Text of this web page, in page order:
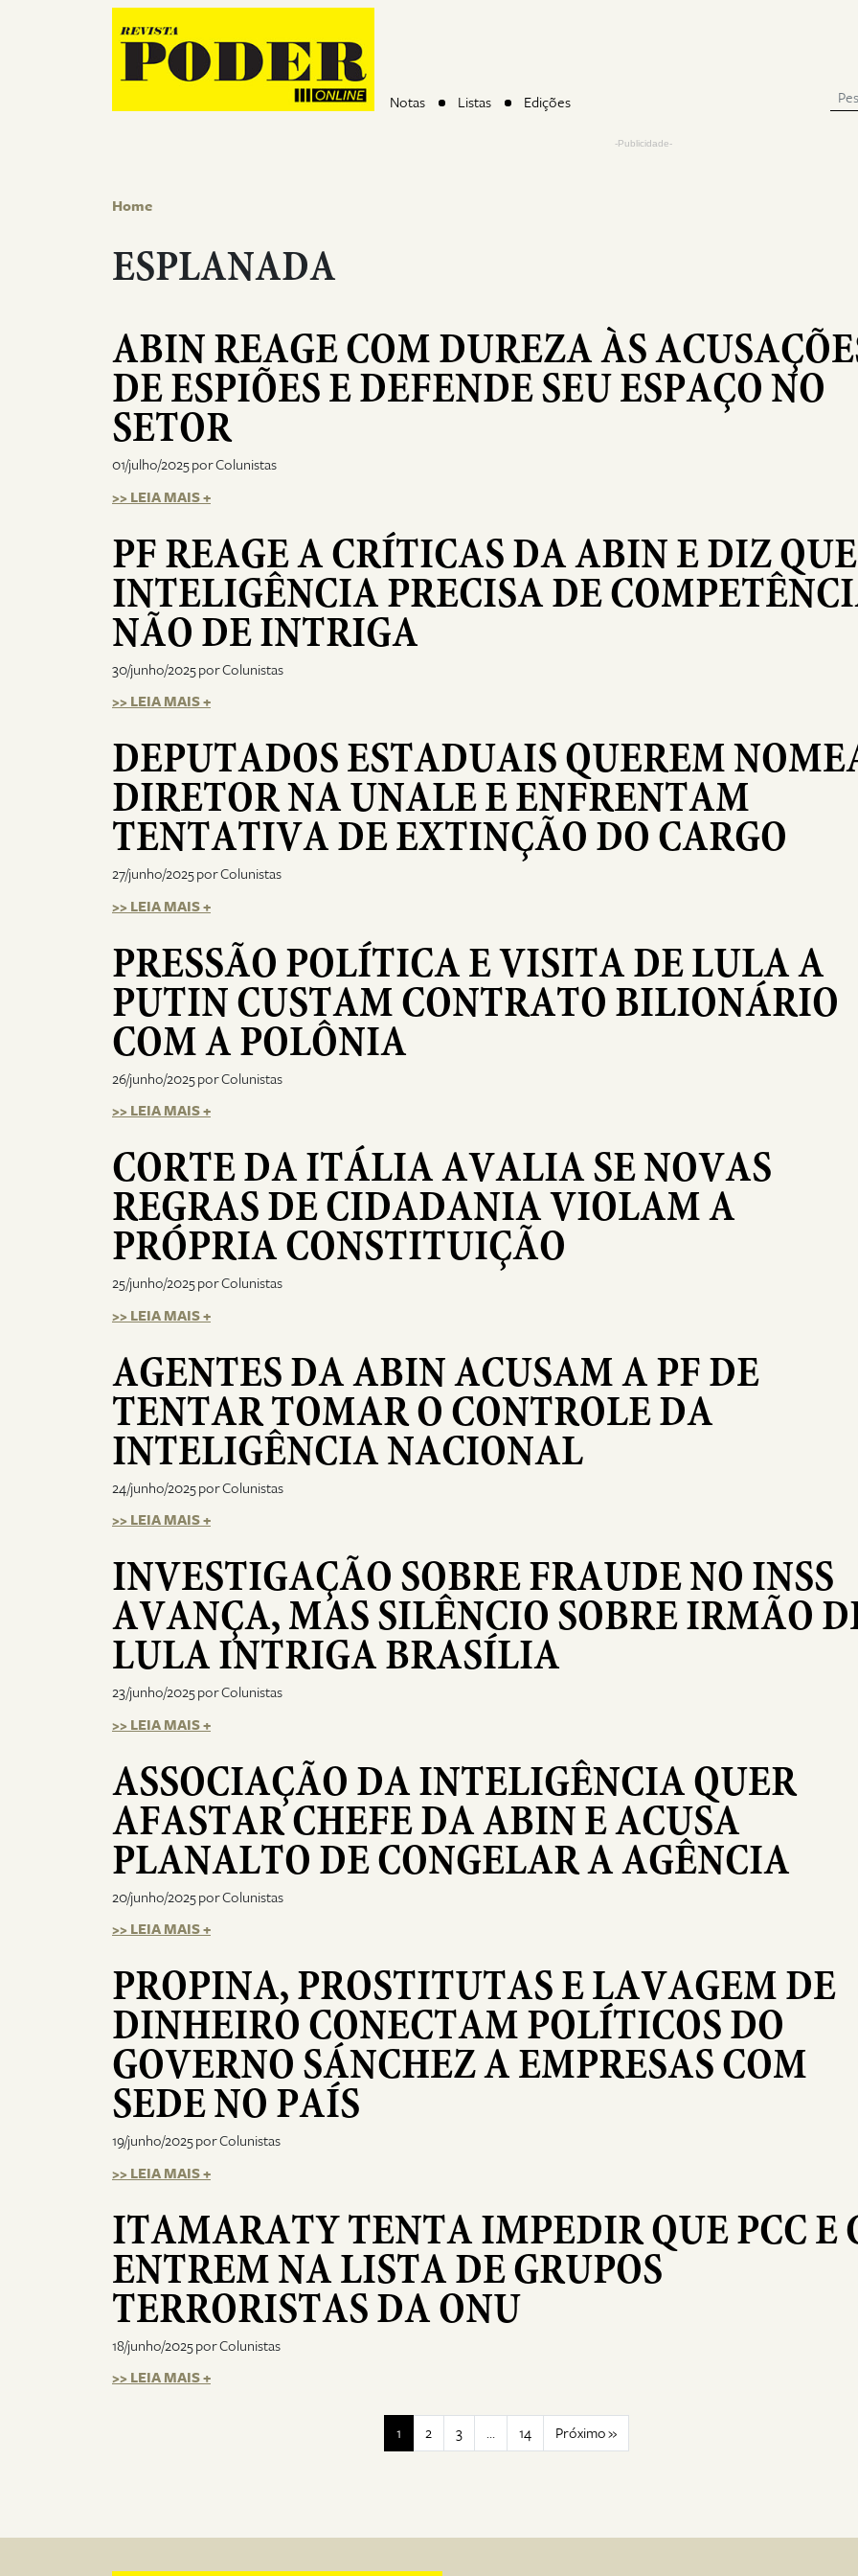
Notas Listas Edições
-Publicidade-
Home
ESPLANADA
ABIN REAGE COM DUREZA ÀS
DE ESPIÕES E DEFENDE SEU ESPAÇO NO
SETOR
01/julho/2025 por Colunistas
>> LEIA MAIS +
PF REAGE A CRÍTICAS DA ABIN E DIZ QUE
INTELIGÊNCIA PRECISA DE
NÃO DE INTRIGA
30/junho/2025 por Colunistas
>> LEIA MAIS +
DEPUTADOS ESTADUAIS QUEREM
DIRETOR NA UNALE E ENFRENTAM
TENTATIVA DE EXTINÇÃO DO CARGO
27/junho/2025 por Colunistas
>> LEIA MAIS +
PRESSÃO POLÍTICA E VISITA DE LULA A
PUTIN CUSTAM CONTRATO BILIONÁRIO
COM A POLÔNIA
26/junho/2025 por Colunistas
>> LEIA MAIS +
CORTE DA ITÁLIA AVALIA SE NOVAS
REGRAS DE CIDADANIA VIOLAM A
PRÓPRIA CONSTITUIÇÃO
25/junho/2025 por Colunistas
>> LEIA MAIS +
AGENTES DA ABIN ACUSAM A PF DE
TENTAR TOMAR O CONTROLE DA
INTELIGÊNCIA NACIONAL
24/junho/2025 por Colunistas
>> LEIA MAIS +
INVESTIGAÇÃO SOBRE FRAUDE NO INSS
AVANÇA, MAS SILÊNCIO SOBRE IRMÃO
LULA INTRIGA BRASÍLIA
23/junho/2025 por Colunistas
>> LEIA MAIS +
ASSOCIAÇÃO DA INTELIGÊNCIA QUER
AFASTAR CHEFE DA ABIN E ACUSA
PLANALTO DE CONGELAR A AGÊNCIA
20/junho/2025 por Colunistas
>> LEIA MAIS +
PROPINA, PROSTITUTAS E LAVAGEM DE
DINHEIRO CONECTAM POLÍTICOS DO
GOVERNO SÁNCHEZ A EMPRESAS COM
SEDE NO PAÍS
19/junho/2025 por Colunistas
>> LEIA MAIS +
ITAMARATY TENTA IMPEDIR QUE PCC E
ENTREM NA LISTA DE GRUPOS
TERRORISTAS DA ONU
18/junho/2025 por Colunistas
>> LEIA MAIS +
1 2 3 14 Próximo »